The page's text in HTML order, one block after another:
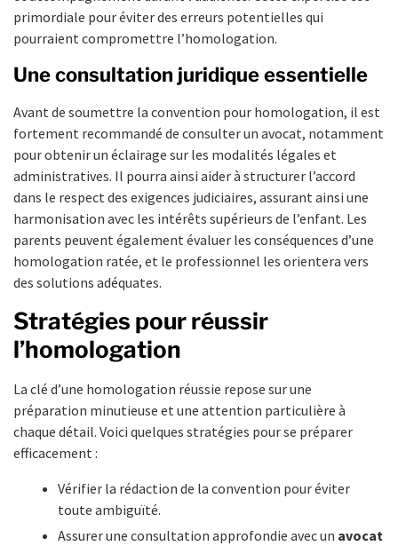
primordiale pour éviter des erreurs potentielles qui
pourraient compromettre l’homologation.
Une consultation juridique essentielle
Avant de soumettre la convention pour homologation, il est
fortement recommandé de consulter un avocat, notamment
pour obtenir un éclairage sur les modalités légales et
administratives. Il pourra ainsi aider à structurer l’accord
dans le respect des exigences judiciaires, assurant ainsi une
harmonisation avec les intérêts supérieurs de l’enfant. Les
parents peuvent également évaluer les conséquences d’une
homologation ratée, et le professionnel les orientera vers
des solutions adéquates.
Stratégies pour réussir
l’homologation
La clé d’une homologation réussie repose sur une
préparation minutieuse et une attention particulière à
chaque détail. Voici quelques stratégies pour se préparer
efficacement :
Vérifier la rédaction de la convention pour éviter
toute ambiguïté.
Assurer une consultation approfondie avec un avocat